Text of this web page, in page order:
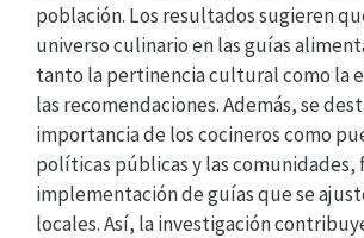
población. Los resultados sugieren
universo culinario en las guías
tanto la pertinencia cultural como la
las recomendaciones. Además, se
importancia de los cocineros como
políticas públicas y las
implementación de guías que se
locales. Así, la investigación